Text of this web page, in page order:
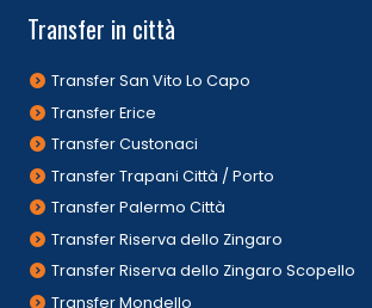
Transfer in città
Transfer San Vito Lo Capo
Transfer Erice
Transfer Custonaci
Transfer Trapani Città / Porto
Transfer Palermo Città
Transfer Riserva dello Zingaro
Transfer Riserva dello Zingaro Scopello
Transfer Mondello